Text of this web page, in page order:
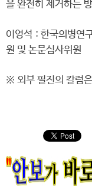
을 완전히 제거하는
이영석 : 한국의병연
원 및 논문심사위원
※ 외부 필진의 칼럼